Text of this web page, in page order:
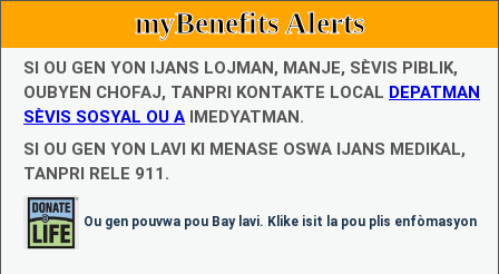
myBenefits Alerts
SI OU GEN YON IJANS LOJMAN, MANJE, SÈVIS PIBLIK,
OUBYEN CHOFAJ, TANPRI KONTAKTE LOCAL DEPATMAN
SÈVIS SOSYAL OU A IMEDYATMAN.
SI OU GEN YON LAVI KI MENASE OSWA IJANS MEDIKAL,
TANPRI RELE 911.
Ou gen pouvwa pou Bay lavi. Klike isit la pou plis enfòmasyon